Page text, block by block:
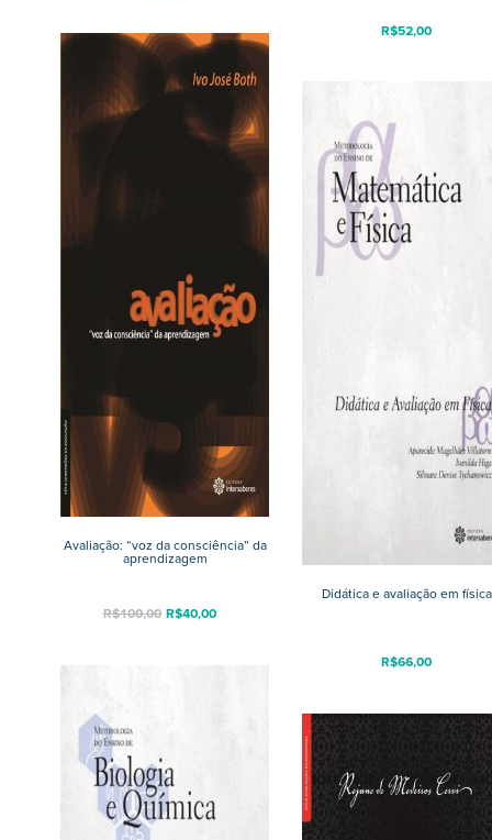
R$52,00
Avaliação: “voz da consciência” da
aprendizagem
R$100,00 R$40,00
Didática e avaliação em física
R$66,00